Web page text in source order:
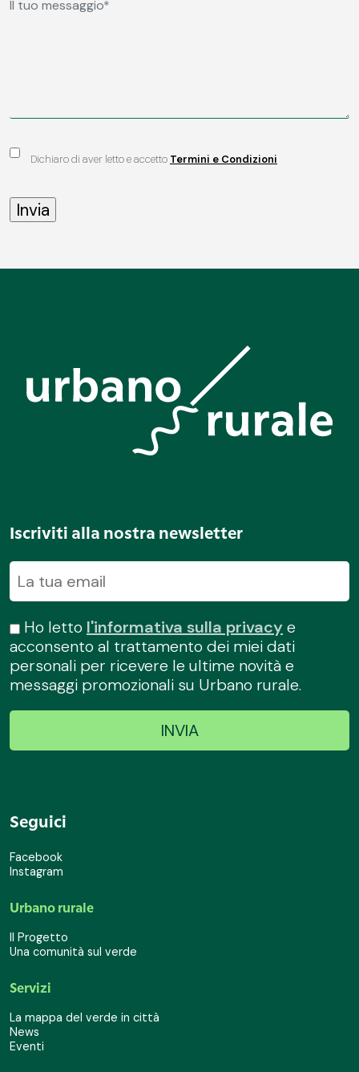
Dichiaro di aver letto e accetto Termini e Condizioni
Iscriviti alla nostra newsletter
Ho letto l'informativa sulla privacye
acconsento al trattamento dei miei dati
personali per ricevere le ultime novità e
messaggi promozionali su Urbano rurale.
Seguici
Facebook
Instagram
Urbano rurale
Il Progetto
Una comunità sul verde
Servizi
La mappa del verde in città
News
Eventi